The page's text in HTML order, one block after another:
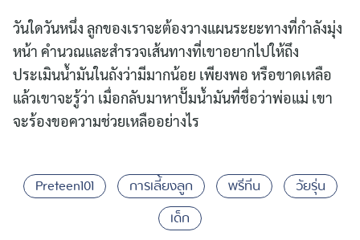
วันใดวันหนึ่ง ลูกของเราจะต้องวางแผนระยะทางที่กำลังมุ่ง
หน้า คำนวณและสำรวจเส้นทางที่เขาอยากไปให้ถึง
ประเมินน้ำมันในถังว่ามีมากน้อย เพียงพอ หรือขาดเหลือ
แล้วเขาจะรู้ว่า เมื่อกลับมาหาปั๊มน้ำมันที่ชื่อว่าพ่อแม่ เขา
จะร้องขอความช่วยเหลืออย่างไร
Preteen101 การเลี้ยงลูก พรีทีน
วัยรุ่น
เด็ก